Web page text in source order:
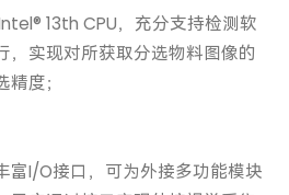
13th CPU，充分支持检测软
，实现对所获取分选物料图像的
度；
富I/O接口，可为外接多功能模块